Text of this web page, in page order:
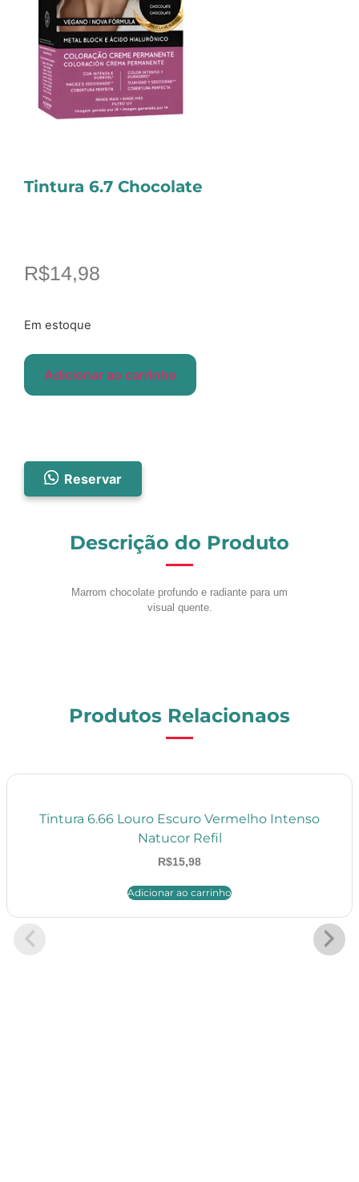
Tintura 6.7 Chocolate
R$14,98
Em estoque
Adicionar ao carrinho
Reservar
Descrição do Produto
Marrom chocolate profundo e radiante para um
visual quente.
Produtos Relacionaos
Tintura 6.66 Louro Escuro Vermelho Intenso
Natucor Refil
R$15,98
Adicionar ao carrinho